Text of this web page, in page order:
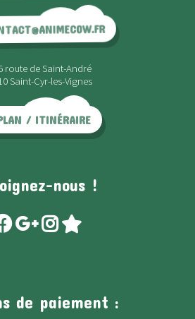
route de Saint-André
Saint-Cyr-les-Vignes
/ ITINÉRAIRE
nous !
de paiement :